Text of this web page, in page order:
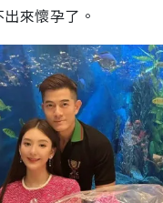
來懷孕了。